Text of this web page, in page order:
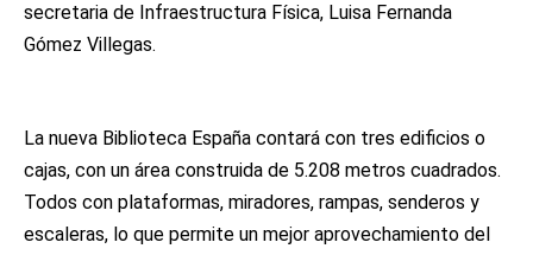
secretaria de Infraestructura Física, Luisa Fernanda
Gómez Villegas.
La nueva Biblioteca España contará con tres edificios o
cajas, con un área construida de 5.208 metros cuadrados.
Todos con plataformas, miradores, rampas, senderos y
escaleras, lo que permite un mejor aprovechamiento del